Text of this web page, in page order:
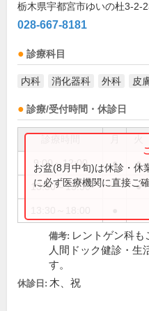
栃木県宇都宮市ゆいの杜3-2-
028-667-8181
診療科目
内科 消化器科 外科 皮
診療/受付時間・休診日
9:00～12:00 ● ●
13:30～15:30 ●
お盆(8月中旬)は休診・休
に必ず医療機関に直接ご
備考: レントゲン科も
人間ドック健診・生
す。
休診日: 木、祝